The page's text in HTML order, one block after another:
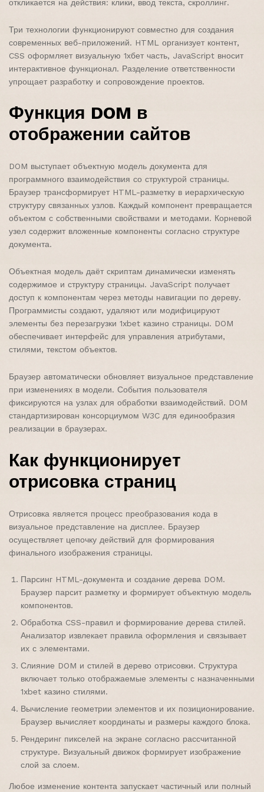
откликается на действия: клики, ввод текста, скроллинг.
Три технологии функционируют совместно для создания
современных веб-приложений. HTML организует контент,
CSS оформляет визуальную 1хбет часть, JavaScript вносит
интерактивное функционал. Разделение ответственности
упрощает разработку и сопровождение проектов.
Функция DOM в
отображении сайтов
DOM выступает объектную модель документа для
программного взаимодействия со структурой страницы.
Браузер трансформирует HTML-разметку в иерархическую
структуру связанных узлов. Каждый компонент превращается
объектом с собственными свойствами и методами. Корневой
узел содержит вложенные компоненты согласно структуре
документа.
Объектная модель даёт скриптам динамически изменять
содержимое и структуру страницы. JavaScript получает
доступ к компонентам через методы навигации по дереву.
Программисты создают, удаляют или модифицируют
элементы без перезагрузки 1xbet казино страницы. DOM
обеспечивает интерфейс для управления атрибутами,
стилями, текстом объектов.
Браузер автоматически обновляет визуальное представление
при изменениях в модели. События пользователя
фиксируются на узлах для обработки взаимодействий. DOM
стандартизирован консорциумом W3C для единообразия
реализации в браузерах.
Как функционирует
отрисовка страниц
Отрисовка является процесс преобразования кода в
визуальное представление на дисплее. Браузер
осуществляет цепочку действий для формирования
финального изображения страницы.
Парсинг HTML-документа и создание дерева DOM.
Браузер парсит разметку и формирует объектную модель
компонентов.
Обработка CSS-правил и формирование дерева стилей.
Анализатор извлекает правила оформления и связывает
их с элементами.
Слияние DOM и стилей в дерево отрисовки. Структура
включает только отображаемые элементы с назначенными
1xbet казино стилями.
Вычисление геометрии элементов и их позиционирование.
Браузер вычисляет координаты и размеры каждого блока.
Рендеринг пикселей на экране согласно рассчитанной
структуре. Визуальный движок формирует изображение
слой за слоем.
Любое изменение контента запускает частичный или полный